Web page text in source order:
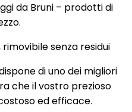
da Bruni – prodotti di
senza residui
di uno dei migliori
che il vostro prezioso
ed efficace.